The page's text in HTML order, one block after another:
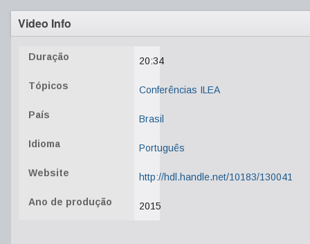
Video Info
Duração 20:34
Tópicos Conferências ILEA
País Brasil
Idioma Português
Website http://hdl.handle.net/10183/130041
Ano de produção 2015